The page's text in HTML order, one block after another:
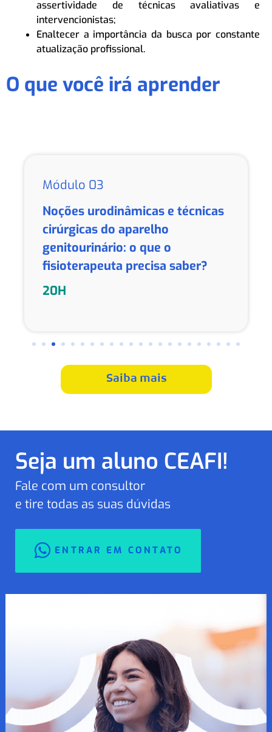
assertividade de técnicas avaliativas e
intervencionistas;
Enaltecer a importância da busca por constante
atualização profissional.
O que você irá aprender
Módulo 03
Noções urodinâmicas e técnicas
cirúrgicas do aparelho
genitourinário: o que o
fisioterapeuta precisa saber?
20H
Saiba mais
Seja um aluno CEAFI!
Fale com um consultor
e tire todas as suas dúvidas
ENTRAR EM CONTATO